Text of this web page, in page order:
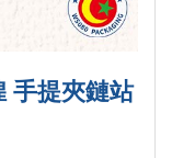
手提夾鏈站